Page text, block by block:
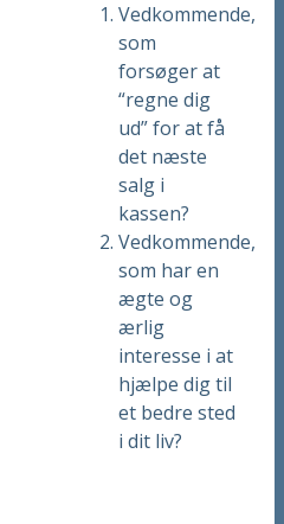
Vedkommende,
som
forsøger at
“regne dig
ud” for at få
det næste
salg i
kassen?
Vedkommende,
som har en
ægte og
ærlig
interesse i at
hjælpe dig til
et bedre sted
i dit liv?